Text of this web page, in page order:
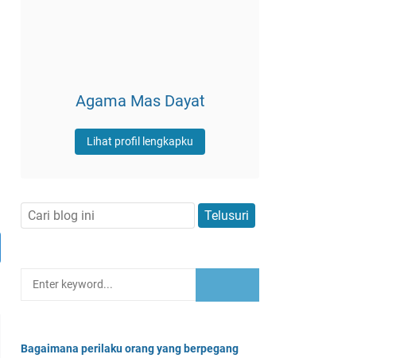
Agama Mas Dayat
Lihat profil lengkapku
Bagaimana perilaku orang yang berpegang